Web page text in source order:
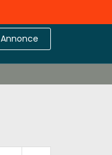
Annonce